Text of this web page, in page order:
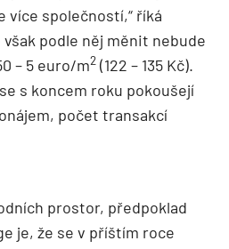
společností,“ říká
podle něj měnit nebude
– 5 euro/m2 (122 – 135 Kč).
s koncem roku pokoušejí
počet transakcí
prostor, předpoklad
je, že se v příštím roce